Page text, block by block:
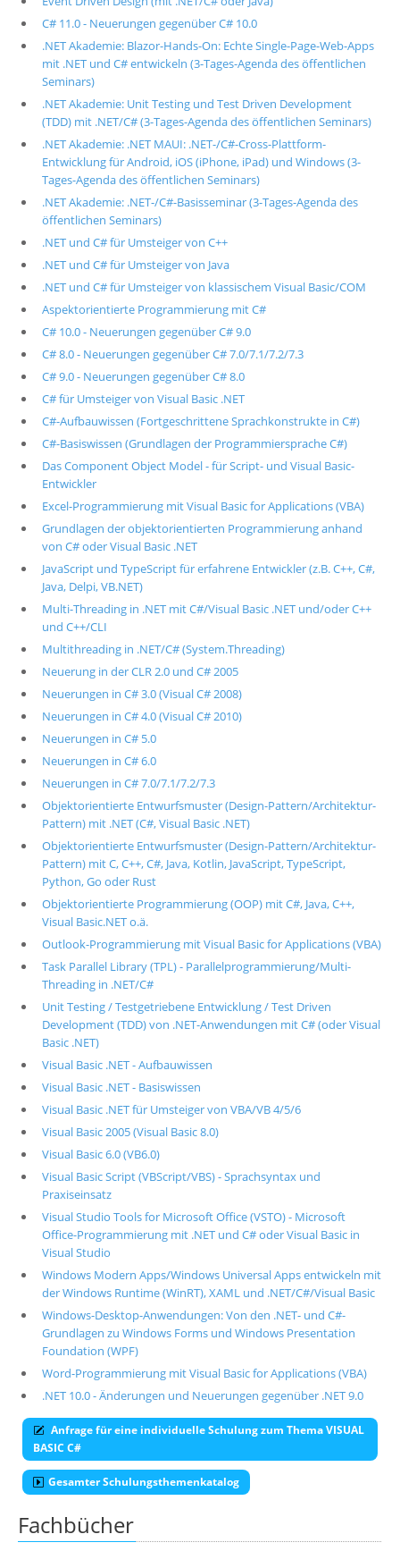
C# 11.0 - Neuerungen gegenüber C# 10.0
.NET Akademie: Blazor-Hands-On: Echte Single-Page-Web-Apps
mit .NET und C# entwickeln (3-Tages-Agenda des öffentlichen
Seminars)
.NET Akademie: Unit Testing und Test Driven Development
(TDD) mit .NET/C# (3-Tages-Agenda des öffentlichen Seminars)
.NET Akademie: .NET MAUI: .NET-/C#-Cross-Plattform-
Entwicklung für Android, iOS (iPhone, iPad) und Windows (3-
Tages-Agenda des öffentlichen Seminars)
.NET Akademie: .NET-/C#-Basisseminar (3-Tages-Agenda des
öffentlichen Seminars)
.NET und C# für Umsteiger von C++
.NET und C# für Umsteiger von Java
.NET und C# für Umsteiger von klassischem Visual Basic/COM
Aspektorientierte Programmierung mit C#
C# 10.0 - Neuerungen gegenüber C# 9.0
C# 8.0 - Neuerungen gegenüber C# 7.0/7.1/7.2/7.3
C# 9.0 - Neuerungen gegenüber C# 8.0
C# für Umsteiger von Visual Basic .NET
C#-Aufbauwissen (Fortgeschrittene Sprachkonstrukte in C#)
C#-Basiswissen (Grundlagen der Programmiersprache C#)
Das Component Object Model - für Script- und Visual Basic-
Entwickler
Excel-Programmierung mit Visual Basic for Applications (VBA)
Grundlagen der objektorientierten Programmierung anhand
von C# oder Visual Basic .NET
JavaScript und TypeScript für erfahrene Entwickler (z.B. C++, C#,
Java, Delpi, VB.NET)
Multi-Threading in .NET mit C#/Visual Basic .NET und/oder C++
und C++/CLI
Multithreading in .NET/C# (System.Threading)
Neuerung in der CLR 2.0 und C# 2005
Neuerungen in C# 3.0 (Visual C# 2008)
Neuerungen in C# 4.0 (Visual C# 2010)
Neuerungen in C# 5.0
Neuerungen in C# 6.0
Neuerungen in C# 7.0/7.1/7.2/7.3
Objektorientierte Entwurfsmuster (Design-Pattern/Architektur-
Pattern) mit .NET (C#, Visual Basic .NET)
Objektorientierte Entwurfsmuster (Design-Pattern/Architektur-
Pattern) mit C, C++, C#, Java, Kotlin, JavaScript, TypeScript,
Python, Go oder Rust
Objektorientierte Programmierung (OOP) mit C#, Java, C++,
Visual Basic.NET o.ä.
Outlook-Programmierung mit Visual Basic for Applications (VBA)
Task Parallel Library (TPL) - Parallelprogrammierung/Multi-
Threading in .NET/C#
Unit Testing / Testgetriebene Entwicklung / Test Driven
Development (TDD) von .NET-Anwendungen mit C# (oder Visual
Basic .NET)
Visual Basic .NET - Aufbauwissen
Visual Basic .NET - Basiswissen
Visual Basic .NET für Umsteiger von VBA/VB 4/5/6
Visual Basic 2005 (Visual Basic 8.0)
Visual Basic 6.0 (VB6.0)
Visual Basic Script (VBScript/VBS) - Sprachsyntax und
Praxiseinsatz
Visual Studio Tools for Microsoft Office (VSTO) - Microsoft
Office-Programmierung mit .NET und C# oder Visual Basic in
Visual Studio
Windows Modern Apps/Windows Universal Apps entwickeln mit
der Windows Runtime (WinRT), XAML und .NET/C#/Visual Basic
Windows-Desktop-Anwendungen: Von den .NET- und C#-
Grundlagen zu Windows Forms und Windows Presentation
Foundation (WPF)
Word-Programmierung mit Visual Basic for Applications (VBA)
.NET 10.0 - Änderungen und Neuerungen gegenüber .NET 9.0
Anfrage für eine individuelle Schulung zum Thema VISUAL
BASIC C#
Gesamter Schulungsthemenkatalog
Fachbücher